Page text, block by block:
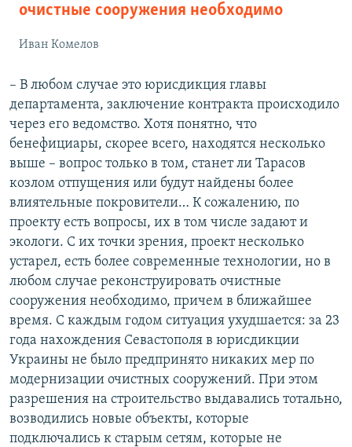
очистные сооружения необходимо
Иван Комелов
– В любом случае это юрисдикция главы
департамента, заключение контракта происходило
через его ведомство. Хотя понятно, что
бенефициары, скорее всего, находятся несколько
выше – вопрос только в том, станет ли Тарасов
козлом отпущения или будут найдены более
влиятельные покровители… К сожалению, по
проекту есть вопросы, их в том числе задают и
экологи. С их точки зрения, проект несколько
устарел, есть более современные технологии, но в
любом случае реконструировать очистные
сооружения необходимо, причем в ближайшее
время. С каждым годом ситуация ухудшается: за 23
года нахождения Севастополя в юрисдикции
Украины не было предпринято никаких мер по
модернизации очистных сооружений. При этом
разрешения на строительство выдавались тотально,
возводились новые объекты, которые
подключались к старым сетям, которые не